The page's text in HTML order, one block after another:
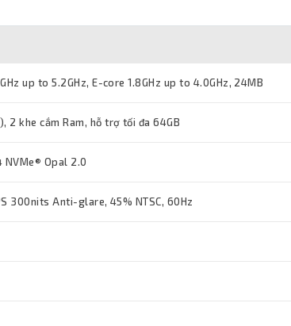
up to 5.2GHz, E-core 1.8GHz up to 4.0GHz, 24MB
2 khe cắm Ram, hỗ trợ tối đa 64GB
NVMe® Opal 2.0
300nits Anti-glare, 45% NTSC, 60Hz